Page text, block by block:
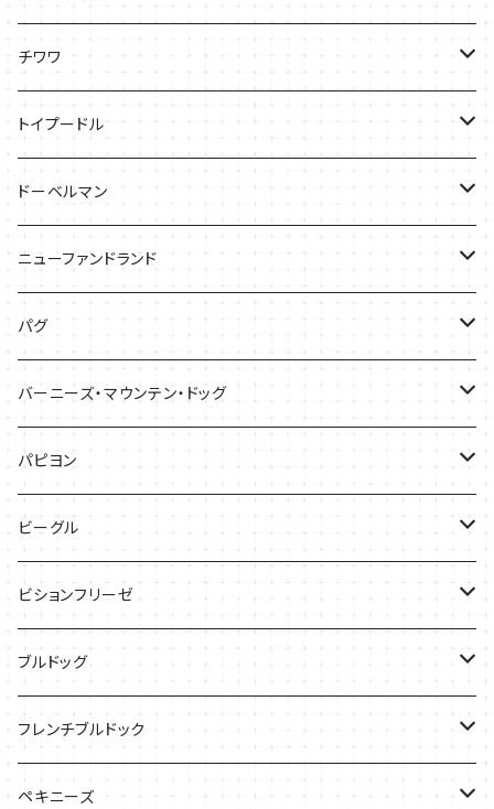
ケース
Tシャツ
バッグ
ケース
チワワ
Tシャツ
キャップ
バッグ
ケース
トイプードル
Tシャツ
バッグ
ケース
ドーベルマン
Tシャツ
バッグ
ケース
ニューファンドランド
Ｔシャツ
バッグ
雑貨
パグ
Tシャツ
バッグ
バーニーズ・マウンテン・ドッグ
Tシャツ
バッグ
ケース
パピヨン
ケース
バッグ
ビーグル
Tシャツ
ケース
バッグ
ビションフリーゼ
Tシャツ
バッグ
ケース
ブルドッグ
Tシャツ
バッグ
フレンチブルドック
バッグ
ペキニーズ